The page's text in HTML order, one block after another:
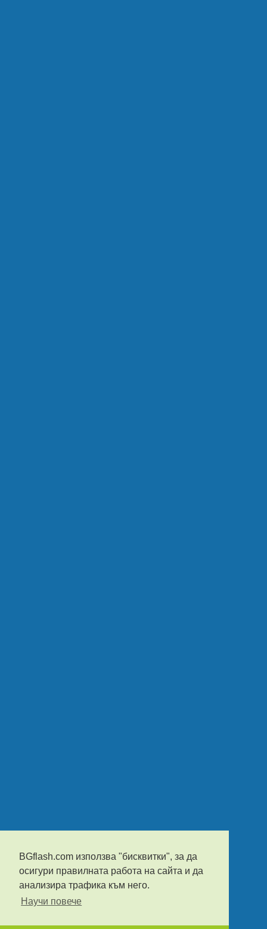
BGflash.com използва "бисквитки", за да
осигури правилната работа на сайта и да
анализира трафика към него.
Научи повече